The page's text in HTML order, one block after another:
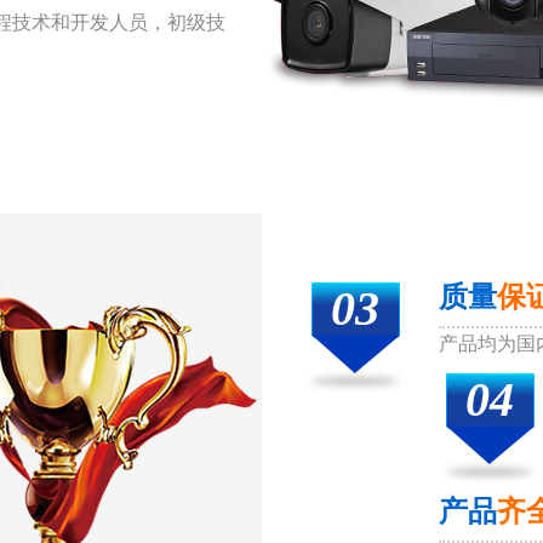
技术和开发人员，初级技
03 质量保
产品均为国
04
产品齐